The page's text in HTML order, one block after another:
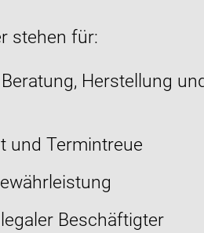
stehen für:
Herstellung
und Termintreue
Beschäftigter